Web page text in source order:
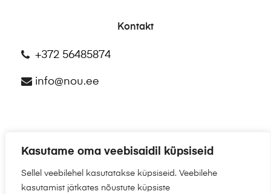
Kasutame oma veebisaidil küpsiseid
Sellel veebilehel kasutatakse küpsiseid. Veebilehe
kasutamist jätkates nõustute küpsiste
Kontakt
+372 56485874
info@nou.ee
©2025NÕU.EE